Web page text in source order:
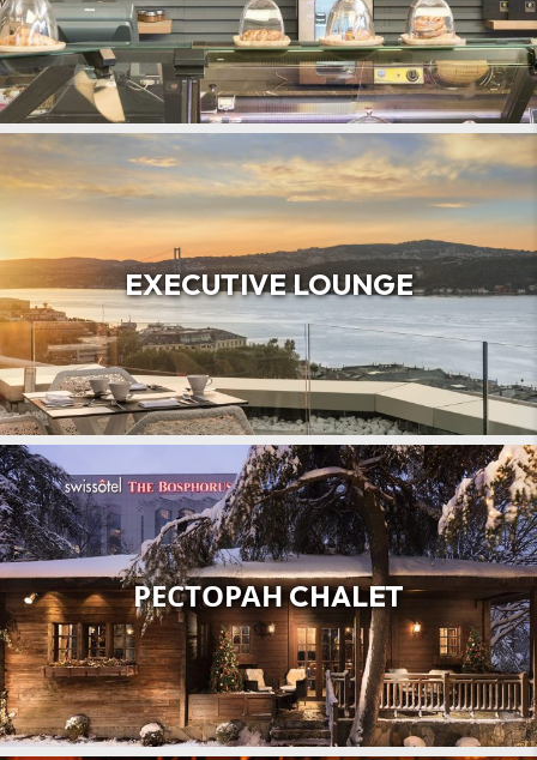
EXECUTIVE LOUNGE
РЕСТОРАН CHALET